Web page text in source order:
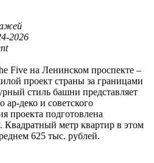
2026
Five на Ленинском проспекте –
проект страны за границами
стиль башни представляет
ар-деко и советского
проекта подготовлена
метр квартир в этом
625 тыс. рублей.